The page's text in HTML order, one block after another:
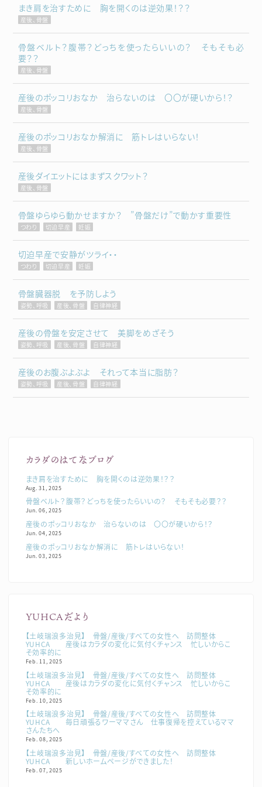
まき肩を治すために 胸を開くのは逆効果！？？
産後、骨盤
骨盤ベルト？腹帯？どっちを使ったらいいの？ そもそも必
要？？
産後、骨盤
産後のポッコリおなか 治らないのは 〇〇が硬いから！？
産後、骨盤
産後のポッコリおなか解消に 筋トレはいらない！
産後、骨盤
産後ダイエットにはまずスクワット？
産後、骨盤
骨盤ゆらゆら動かせますか？ ”骨盤だけ”で動かす重要性
つわり 切迫早産 妊娠
切迫早産で安静がツライ・・
つわり 切迫早産 妊娠
骨盤臓器脱 を予防しよう
姿勢、呼吸 産後、骨盤 自律神経
産後の骨盤を安定させて 美脚をめざそう
姿勢、呼吸 産後、骨盤 自律神経
産後のお腹ぶよぶよ それって本当に脂肪？
姿勢、呼吸 産後、骨盤 自律神経
カラダのはてなブログ
まき肩を治すために 胸を開くのは逆効果！？？
Aug. 31, 2025
骨盤ベルト？腹帯？どっちを使ったらいいの？ そもそも必要？？
Jun. 06, 2025
産後のポッコリおなか 治らないのは 〇〇が硬いから！？
Jun. 04, 2025
産後のポッコリおなか解消に 筋トレはいらない！
Jun. 03, 2025
YUHCAだより
【土岐瑞浪多治見】 骨盤/産後/すべての女性へ 訪問整体
YUHCA 産後はカラダの変化に気付くチャンス 忙しいからこ
そ効率的に
Feb. 11, 2025
【土岐瑞浪多治見】 骨盤/産後/すべての女性へ 訪問整体
YUHCA 産後はカラダの変化に気付くチャンス 忙しいからこ
そ効率的に
Feb. 10, 2025
【土岐瑞浪多治見】 骨盤/産後/すべての女性へ 訪問整体
YUHCA 毎日頑張るワーママさん 仕事復帰を控えているママ
さんたちへ
Feb. 08, 2025
【土岐瑞浪多治見】 骨盤/産後/すべての女性へ 訪問整体
YUHCA 新しいホームページができました！
Feb. 07, 2025